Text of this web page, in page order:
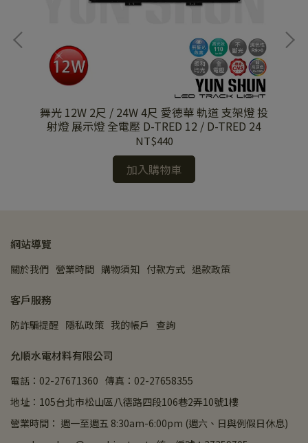
舞光 12W 2尺 / 24W 4尺 愛德華 軌道 支架燈 投
射燈 展示燈 全電壓 D-TRED 12 / D-TRED 24
NT$440
加入購物車
網站導覽
關於我們 營業時間 購物須知 付款方式 退款政策
客戶服務
防詐騙提醒 隱私政策 我的帳戶 查詢
允順水電材料有限公司
電話：02-27671360 傳真：02-27658355
地址：105台北市松山區八德路四段106巷2弄10號1樓
營業時間： 週一至週五 8:30am-6:00pm (週六、日與例假日休息)